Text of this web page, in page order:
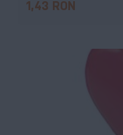
1,43 RON